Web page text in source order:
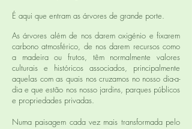
É aqui que entram as árvores de grande porte.
As árvores além de nos darem oxigénio e fixarem
carbono atmosférico, de nos darem recursos como
a madeira ou frutos, têm normalmente valores
culturais e históricos associados, principalmente
aquelas com as quais nos cruzamos no nosso dia-a-
dia e que estão nos nosso jardins, parques públicos
e propriedades privadas.
Numa paisagem cada vez mais transformada pelo